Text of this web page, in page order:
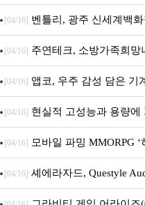
Crosshair X870E EDITION 20
[04/16] 벤틀리, 광주 신세계백
픈
[04/16] 주연테크, 소방가족희망
니터·스마트 펫 침대 기부
[04/16] 앱코, 우주 감성 담은 기
브랜드데이 기획전 진행
[04/16] 현실적 고성능과 용량에
M.2 NVMe 디앤디컴 1TB
[04/16] 모바일 파밍 MMORPG
[04/16] 셰에라자드, Questyle